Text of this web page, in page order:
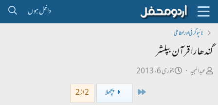
داخل ہوں
ٹائپو گرافی اور خطاطی
گندھارا قرآن بپلشر
ص
عبدالمجید
تجنوری 6، 2013
First
پچھلا 2 از 2